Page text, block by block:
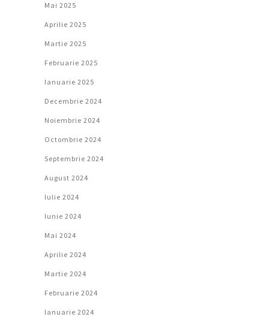
Mai 2025
Aprilie 2025
Martie 2025
Februarie 2025
Ianuarie 2025
Decembrie 2024
Noiembrie 2024
Octombrie 2024
Septembrie 2024
August 2024
Iulie 2024
Iunie 2024
Mai 2024
Aprilie 2024
Martie 2024
Februarie 2024
Ianuarie 2024